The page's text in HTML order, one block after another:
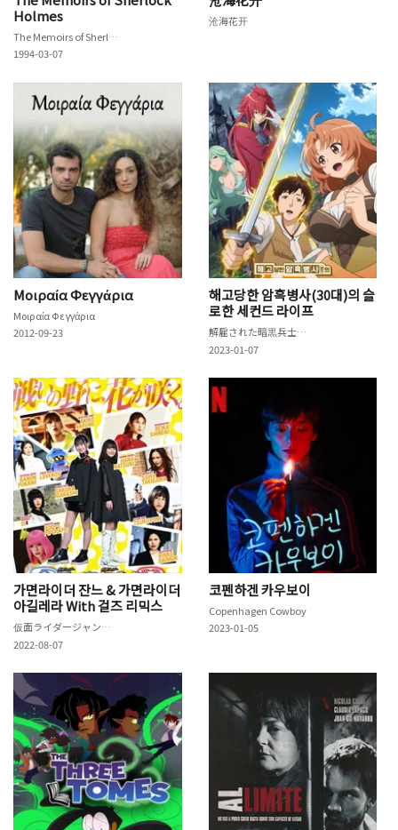
Holmes
The Memoirs of Sherlock Holmes
1994-03-07
沧海花开
Μοιραία Φεγγάρια
Μοιραία Φεγγάρια
2012-09-23
해고당한 암흑병사(30대)의 슬
로한 세컨드 라이프
解雇された暗黒兵士（30代）のスローなセカンドライフ
2023-01-07
가면라이더 잔느 & 가면라이더
아길레라 With 걸즈 리믹스
仮面ライダージャンヌ＆仮面ライダーアギレラ withガールズリミックス
2022-08-07
코펜하겐 카우보이
Copenhagen Cowboy
2023-01-05